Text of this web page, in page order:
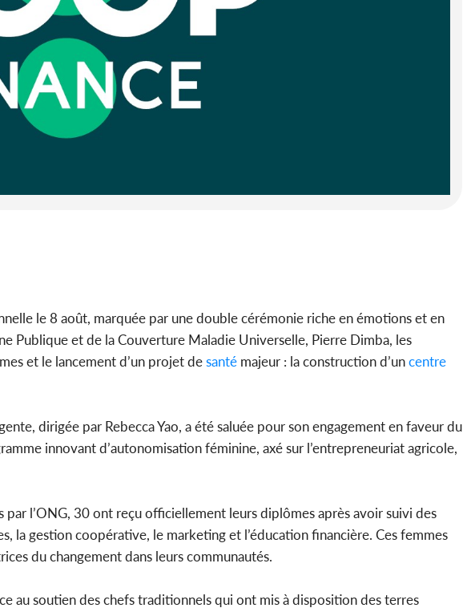
le 8 août, marquée par une double cérémonie riche en émotions et en
Publique et de la Couverture Maladie Universelle, Pierre Dimba, les
et le lancement d’un projet desanté majeur : la construction d’uncentre
dirigée par Rebecca Yao, a été saluée pour son engagement en faveur du
innovant d’autonomisation féminine, axé sur l’entrepreneuriat agricole,
par l’ONG, 30 ont reçu officiellement leurs diplômes après avoir suivi des
la gestion coopérative, le marketing et l’éducation financière. Ces femmes
du changement dans leurs communautés.
au soutien des chefs traditionnels qui ont mis à disposition des terres